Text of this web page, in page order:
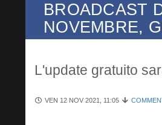
BROADCAST
NOVEMBRE,
L'update gratuito
VEN 12 NOV 2021, 11:05